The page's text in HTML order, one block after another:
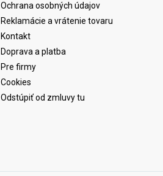
Ochrana osobných údajov
Reklamácie a vrátenie tovaru
Kontakt
Doprava a platba
Pre firmy
Cookies
Odstúpiť od zmluvy tu